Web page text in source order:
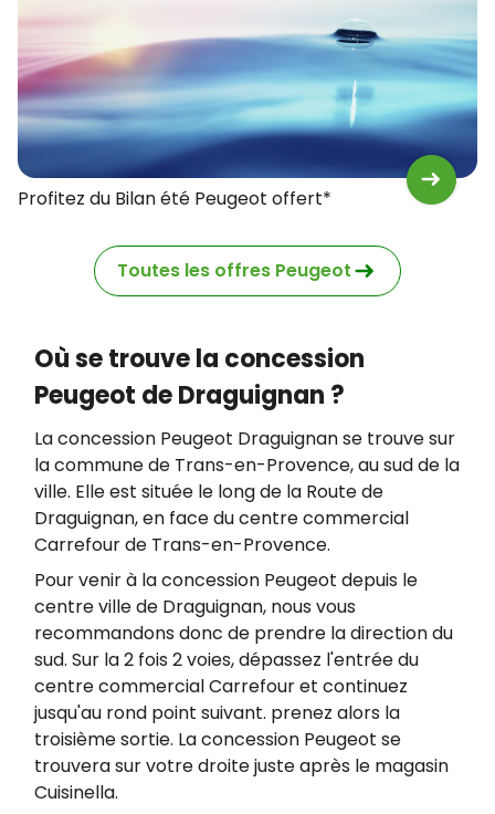
Profitez du Bilan été Peugeot offert*
Toutes les offres Peugeot
Où se trouve la concession
Peugeot de Draguignan ?​
La concession Peugeot Draguignan se trouve sur
la commune de Trans-en-Provence, au sud de la
ville. Elle est située le long de la Route de
Draguignan, en face du centre commercial
Carrefour de Trans-en-Provence.
Pour venir à la concession Peugeot depuis le
centre ville de Draguignan, nous vous
recommandons donc de prendre la direction du
sud. Sur la 2 fois 2 voies, dépassez l'entrée du
centre commercial Carrefour et continuez
jusqu'au rond point suivant. prenez alors la
troisième sortie. La concession Peugeot se
trouvera sur votre droite juste après le magasin
Cuisinella.